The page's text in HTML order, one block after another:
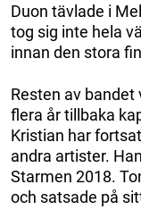
Duon tävlade i
tog sig inte hela
innan den stora
Resten av bandet
flera år tillbaka
Kristian har
andra artister.
Starmen 2018.
och satsade på